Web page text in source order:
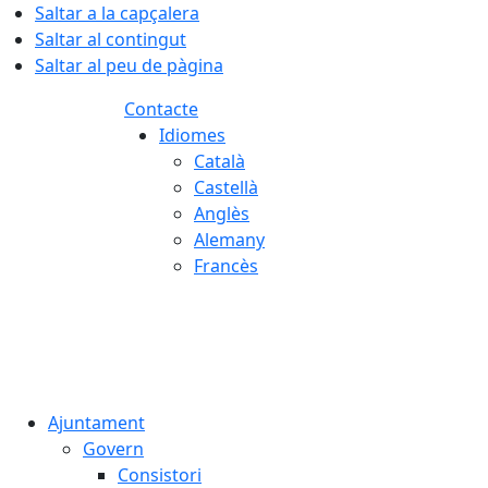
Saltar a la capçalera
Saltar al contingut
Saltar al peu de pàgina
Contacte
Idiomes
Català
Castellà
Anglès
Alemany
Francès
Ajuntament
Govern
Consistori